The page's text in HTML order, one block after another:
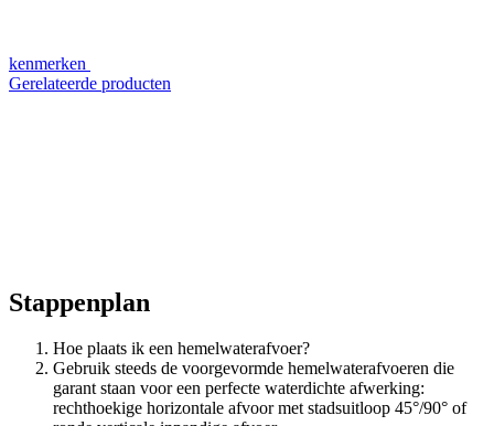
kenmerken
Gerelateerde producten
Stappenplan
Hoe plaats ik een hemelwaterafvoer?
Gebruik steeds de voorgevormde hemelwaterafvoeren die
garant staan voor een perfecte waterdichte afwerking:
rechthoekige horizontale afvoor met stadsuitloop 45°/90° of